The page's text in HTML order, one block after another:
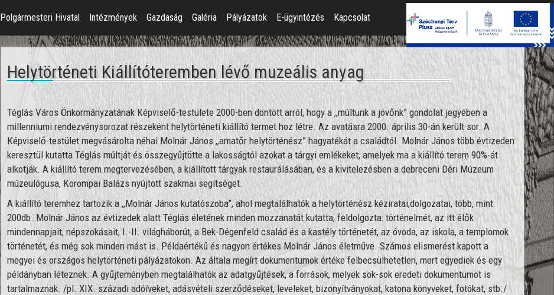
Polgármesteri Hivatal Intézmények Gazdaság Galéria Pályázatok E-ügyintézés Kapcsolat
Helytörténeti Kiállítóteremben lévő muzeális anyag
Téglás Város Önkormányzatának Képviselő-testülete 2000-ben döntött arról, hogy a ,,múltunk a jövőnk” gondolat jegyében a
millenniumi rendezvénysorozat részeként helytörténeti kiállító termet hoz létre. Az avatásra 2000. április 30-án került sor. A
Képviselő-testület megvásárolta néhai Molnár János ,,amatőr helytörténész” hagyatékát a családtól. Molnár János több évtizeden
keresztül kutatta Téglás múltját és összegyűjtötte a lakosságtól azokat a tárgyi emlékeket, amelyek ma a kiállító terem 90%-át
alkotják. A kiállító terem megtervezésében, a kiállított tárgyak restaurálásában, és a kivitelezésben a debreceni Déri Múzeum
múzeulógusa, Korompai Balázs nyújtott szakmai segítséget.
A kiállító teremhez tartozik a ,,Molnár János kutatószoba”, ahol megtalálhatók a helytörténész kéziratai,dolgozatai, több, mint
200db. Molnár János az évtizedek alatt Téglás életének minden mozzanatát kutatta, feldolgozta: történelmét, az itt élők
mindennapjait, népszokásait, I.-II. világháborút, a Bek-Dégenfeld család és a kastély történetét, az óvoda, az iskola, a templomok
történetét, és még sok minden mást is. Példaértékű és nagyon értékes Molnár János életműve. Számos elismerést kapott a
megyei és országos helytörténeti pályázatokon. Az általa megírt dokumentumok értéke felbecsülhetetlen, mert egyediek és egy
példányban léteznek. A gyűjteményben megtalálhatók az adatgyűjtések, a források, melyek sok-sok eredeti dokumentumot is
tartalmaznak. /pl. XIX. századi adóíveket, adásvételi szerződéseket, leveleket, bizonyítványokat, katona könyveket, fotókat, stb./